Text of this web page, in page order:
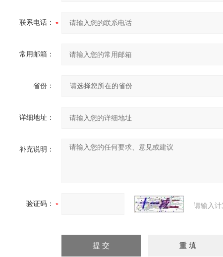
联系电话：
常用邮箱：
省份：
详细地址：
补充说明：
验证码： 请输入